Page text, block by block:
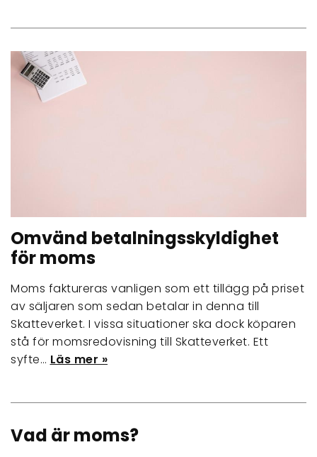
Omvänd betalningsskyldighet
för moms
Moms faktureras vanligen som ett tillägg på priset
av säljaren som sedan betalar in denna till
Skatteverket. I vissa situationer ska dock köparen
stå för momsredovisning till Skatteverket. Ett
syfte… Läs mer »
Vad är moms?